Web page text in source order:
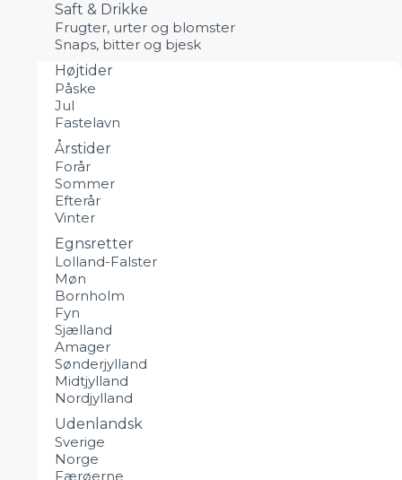
Saft & Drikke
Frugter, urter og blomster
Snaps, bitter og bjesk
Højtider
Påske
Jul
Fastelavn
Årstider
Forår
Sommer
Efterår
Vinter
Egnsretter
Lolland-Falster
Møn
Bornholm
Fyn
Sjælland
Amager
Sønderjylland
Midtjylland
Nordjylland
Udenlandsk
Sverige
Norge
Færøerne